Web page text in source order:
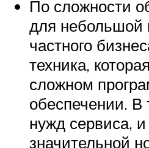
По сложности
для небольшой
частного
техника,
сложном
обеспечении.
нужд сервиса,
значительной